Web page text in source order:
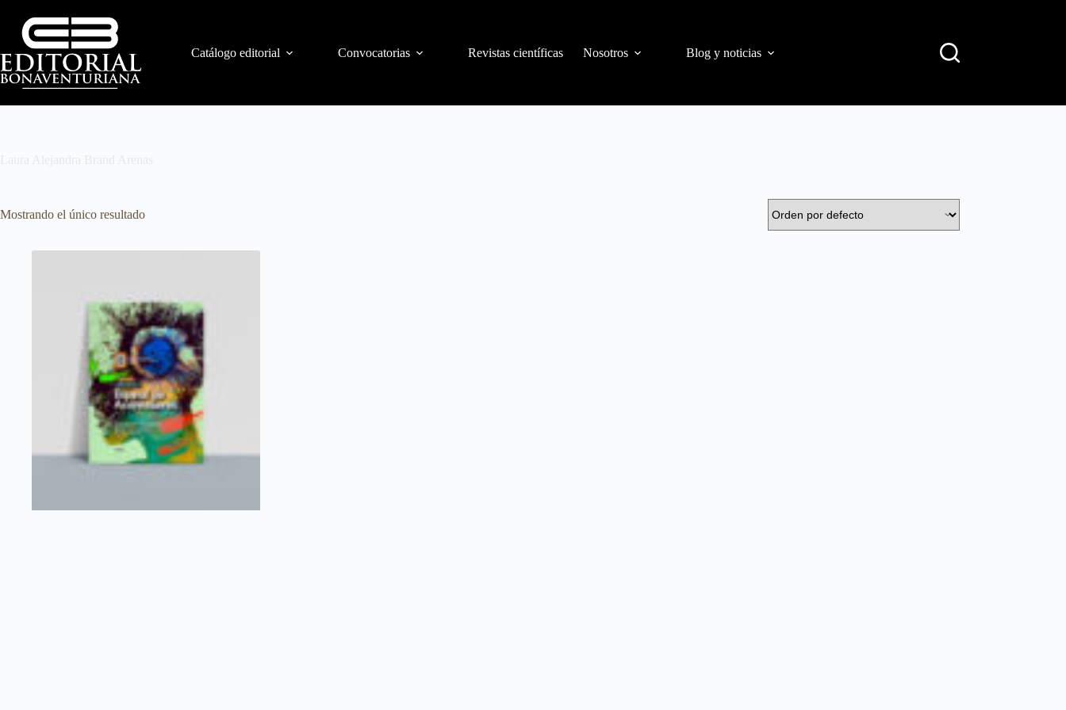
Catálogo editorial Convocatorias Revistas científicas Nosotros Blog y noticias
Laura Alejandra Brand Arenas
Mostrando el único resultado